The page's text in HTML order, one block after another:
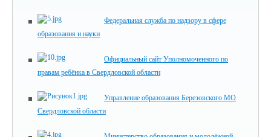
Федеральная служба по надзору в сфере
образования и науки
Официальный сайт Уполномоченного по
правам ребёнка в Свердловской области
Управление образования Березовского МО
Свердловской области